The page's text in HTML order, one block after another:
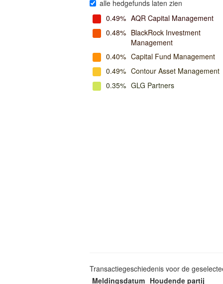
alle hedgefunds laten zien
0.49% AQR Capital Management
0.48% BlackRock Investment
Management
0.40% Capital Fund Management
0.49% Contour Asset Management
0.35% GLG Partners
Transactiegeschiedenis voor de
Meldingsdatum Houdende partij